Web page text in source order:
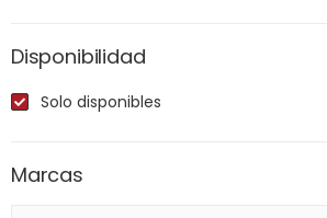
Disponibilidad
Solo disponibles
Marcas